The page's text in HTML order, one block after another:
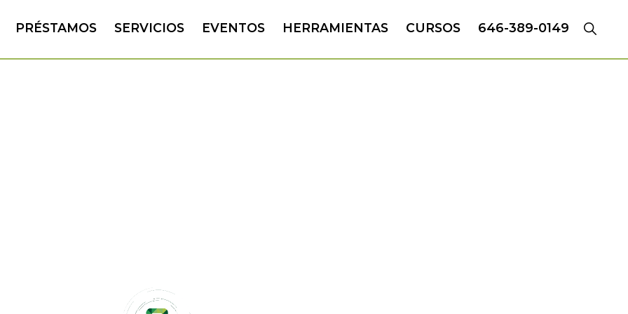
PRÉSTAMOS SERVICIOS EVENTOS HERRAMIENTAS CURSOS 646-389-0149